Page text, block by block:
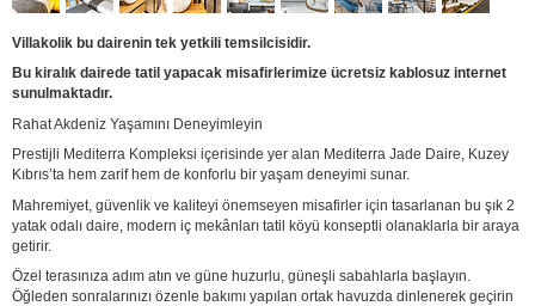
Villakolik bu dairenin tek yetkili temsilcisidir.
Bu kiralık dairede tatil yapacak misafirlerimize ücretsiz kablosuz internet
sunulmaktadır.
Rahat Akdeniz Yaşamını Deneyimleyin
Prestijli Mediterra Kompleksi içerisinde yer alan Mediterra Jade Daire, Kuzey
Kıbrıs’ta hem zarif hem de konforlu bir yaşam deneyimi sunar.
Mahremiyet, güvenlik ve kaliteyi önemseyen misafirler için tasarlanan bu şık 2
yatak odalı daire, modern iç mekânları tatil köyü konseptli olanaklarla bir araya
getirir.
Özel terasınıza adım atın ve güne huzurlu, güneşli sabahlarla başlayın.
Öğleden sonralarınızı özenle bakımı yapılan ortak havuzda dinlenerek geçirin